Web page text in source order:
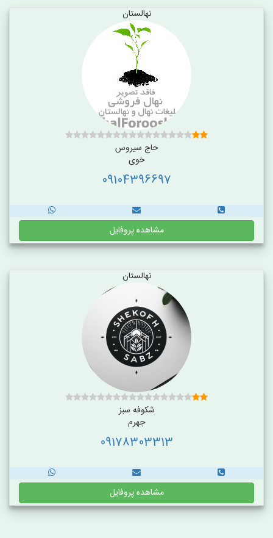
نهالستان
حاج سیروس
خوی
09104396697
مشاهده پروفایل
نهالستان
شکوفه سبز
جهرم
09178303313
مشاهده پروفایل